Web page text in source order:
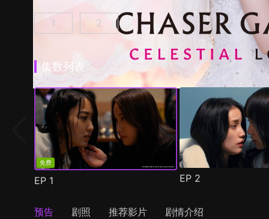
追踪者游戏W 职权骚扰的上司是我的前女友 第1
1 追踪者游戏W2 绮丽的天女们 第1集()
2
集数列表
免费
EP 1 EP 2
预告 剧照 推荐影片 剧情介绍